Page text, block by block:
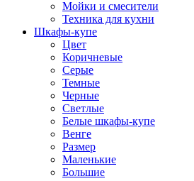
Мойки и смесители
Техника для кухни
Шкафы-купе
Цвет
Коричневые
Серые
Темные
Черные
Светлые
Белые шкафы-купе
Венге
Размер
Маленькие
Большие